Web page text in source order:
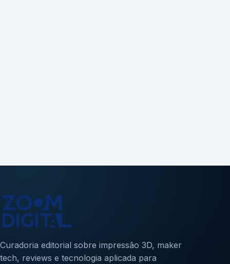
Curadoria editorial sobre impressão 3D, maker
tech, reviews e tecnologia aplicada para